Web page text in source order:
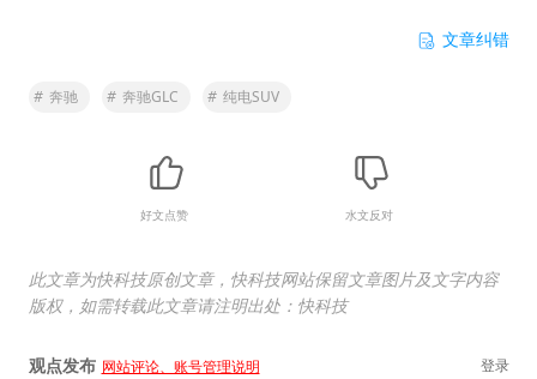
文章纠错
# 奔驰 # 奔驰GLC # 纯电SUV
好文点赞 水文反对
此文章为快科技原创文章，快科技网站保留文章图片及文字内容
版权，如需转载此文章请注明出处：快科技
观点发布 网站评论、账号管理说明 登录